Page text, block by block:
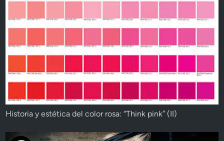
Historia y estética del color rosa: “Think pink” (II)